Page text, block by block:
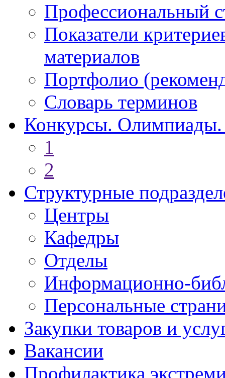
Профессиональный
Показатели
материалов
Портфолио
Словарь терминов
Конкурсы.
1
2
Структурные
Центры
Кафедры
Отделы
Информационно-
Персональные
Закупки товаров и
Вакансии
Профилактика